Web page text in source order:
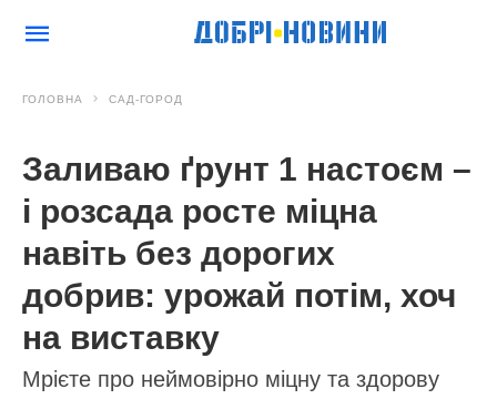
ГОЛОВНА САД-ГОРОД
Заливаю ґрунт 1 настоєм –
і розсада росте міцна
навіть без дорогих
добрив: урожай потім, хоч
на виставку
Мрієте про неймовірно міцну та здорову